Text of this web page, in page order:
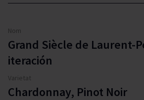
Nom
Grand Siècle de Laurent-
iteración
Varietat
Chardonnay, Pinot Noir